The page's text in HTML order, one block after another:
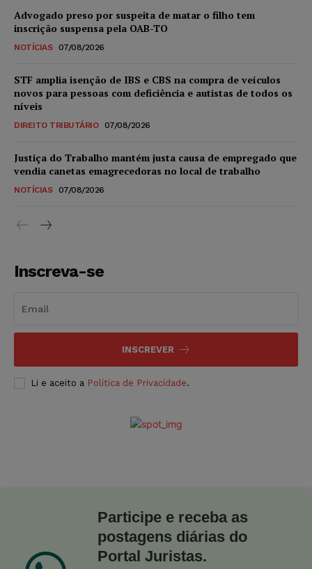
Advogado preso por suspeita de matar o filho tem
inscrição suspensa pela OAB-TO
NOTÍCIAS 07/08/2026
STF amplia isenção de IBS e CBS na compra de veículos
novos para pessoas com deficiência e autistas de todos os
níveis
DIREITO TRIBUTÁRIO 07/08/2026
Justiça do Trabalho mantém justa causa de empregado que
vendia canetas emagrecedoras no local de trabalho
NOTÍCIAS 07/08/2026
Inscreva-se
INSCREVER
Li e aceito a Política de Privacidade.
Participe e receba as
postagens diárias do
Portal Juristas.